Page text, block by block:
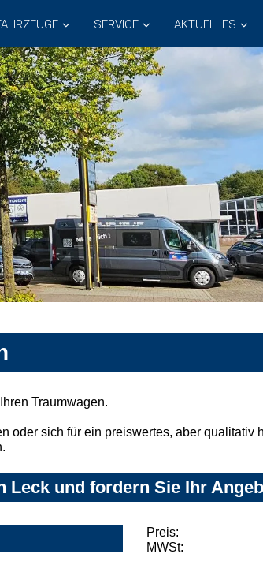
SERVICE AKTUELLES
Traumwagen.
oder sich für ein preiswertes, aber qualitativ
Leck und fordern Sie Ihr
Preis:
MWSt: